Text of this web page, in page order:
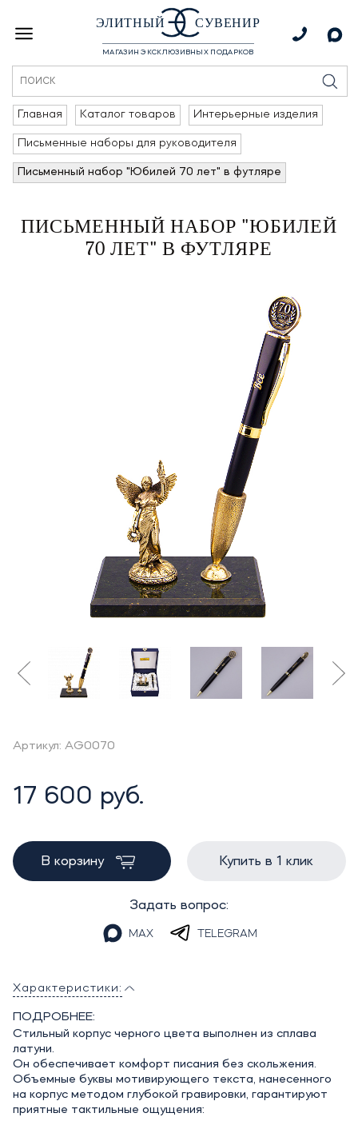
ЭЛИТНЫЙ СУВЕНИР
МАГАЗИН ЭКСКЛЮЗИВНЫХ ПОДАРКОВ
Главная Каталог товаров Интерьерные изделия
Письменные наборы для руководителя
Письменный набор "Юбилей 70 лет" в футляре
ПИСЬМЕННЫЙ НАБОР "ЮБИЛЕЙ
70 ЛЕТ" В ФУТЛЯРЕ
Артикул: AG0070
17 600 руб.
В корзину Купить в 1 клик
Задать вопрос:
MAX TELEGRAM
Характеристики:
ПОДРОБНЕЕ:
Стильный корпус черного цвета выполнен из сплава
латуни.
Он обеспечивает комфорт писания без скольжения.
Объемные буквы мотивирующего текста, нанесенного
на корпус методом глубокой гравировки, гарантируют
приятные тактильные ощущения: